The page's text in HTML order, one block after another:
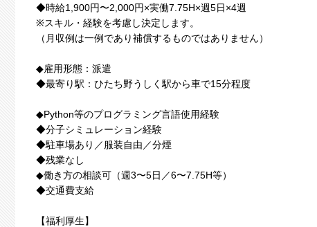
◆時給1,900円〜2,000円×実働7.75H×週5日×4週
※スキル・経験を考慮し決定します。
（月収例は一例であり補償するものではありません）
◆雇用形態：派遣
◆最寄り駅：ひたち野うしく駅から車で15分程度
◆Python等のプログラミング言語使用経験
◆分子シミュレーション経験
◆駐車場あり／服装自由／分煙
◆残業なし
◆働き方の相談可（週3〜5日／6〜7.75H等）
◆交通費支給
【福利厚生】